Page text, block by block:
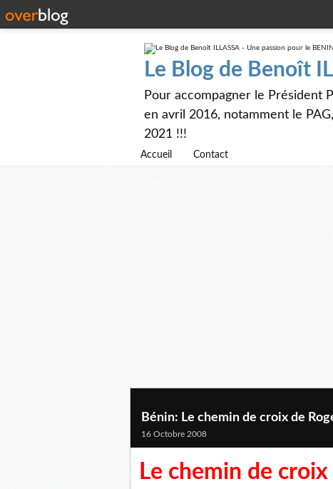
Le Blog de Benoît
Pour accompagner le Président
en avril 2016, notamment le
2021 !!!
Accueil Contact
Bénin: Le chemin de croix de
16 Octobre 2008
Le chemin de